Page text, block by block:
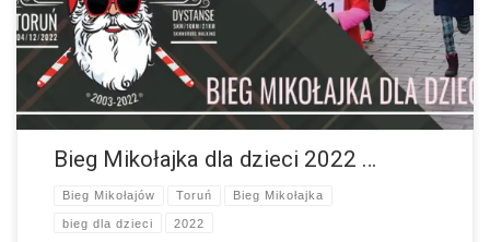
Zapisy są już aktywne tak więc zapraszamy wszystkie Elfy… więcej
Bieg Mikołajka dla dzieci 2022 …
Bieg Mikołajów Toruń Bieg Mikołajka
bieg dla dzieci 2022